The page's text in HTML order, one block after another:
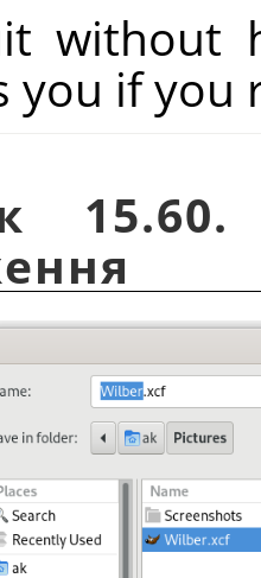
without
you if you